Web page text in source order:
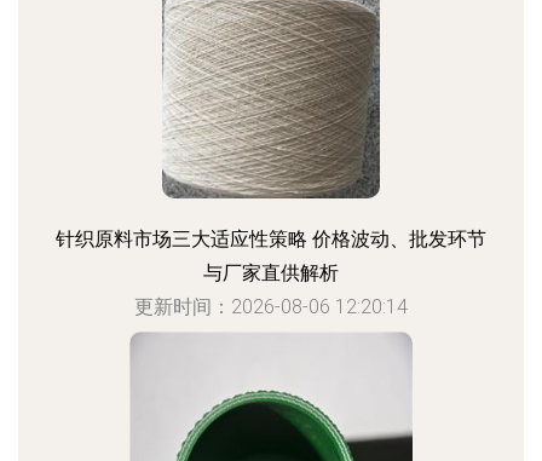
针织原料市场三大适应性策略 价格波动、批发环节
与厂家直供解析
更新时间：2026-08-06 12:20:14